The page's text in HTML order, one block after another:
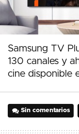
Samsung TV
130 canales y
cine disponible
Sin comentarios